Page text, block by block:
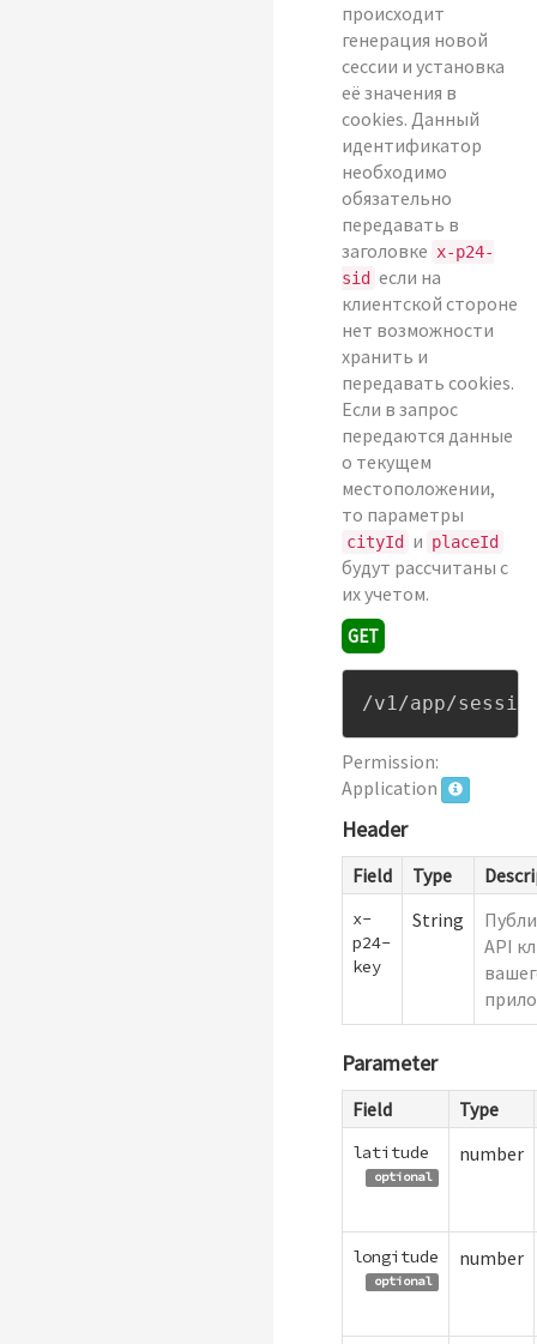
происходит
генерация новой
сессии и установка
её значения в
cookies. Данный
идентификатор
необходимо
обязательно
передавать в
заголовке x-p24-
sid если на
клиентской стороне
нет возможности
хранить и
передавать cookies.
Если в запрос
передаются данные
о текущем
местоположении,
то параметры
cityId и placeId
будут рассчитаны с
их учетом.
GET
/v1/app/
Permission:
Application
Header
Field Type
x-
p24-
key
String
API
Parameter
Field Type
latitude
optional
number
longitude
optional
number